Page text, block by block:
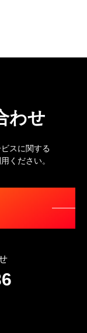
わせ
スに関する
ください。